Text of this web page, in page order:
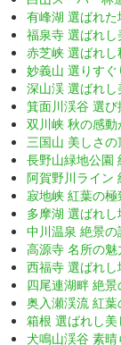
有峰湖 選ばれた
福泉寺 選ばれ
赤芝峡 選ばれし
妙義山 選りすぐ
深山渓 選ばれし
箕面川渓谷 選
双川峡 秋の感
三国山 美しさの
長野山緑地公園
阿賀野川ライン
寂地峡 紅葉の極
多摩湖 選ばれ
中川温泉 絶景の
高源寺 名所の魅
西福寺 選ばれし
四尾連湖畔 絶景
奥入瀬渓流 紅
箱根 選ばれし
犬鳴山渓谷 素晴